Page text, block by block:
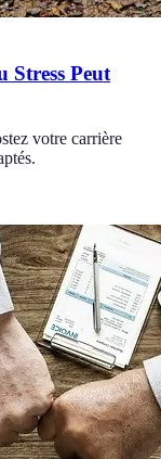
Stress Peut
votre carrière